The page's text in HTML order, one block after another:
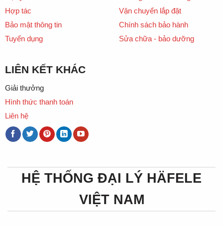
Hợp tác
Bảo mật thông tin
Tuyển dụng
Vận chuyển lắp đặt
Chính sách bảo hành
Sửa chữa - bảo dưỡng
LIÊN KẾT KHÁC
Giải thưởng
Hình thức thanh toán
Liên hệ
HỆ THỐNG ĐẠI LÝ HÄFELE
VIỆT NAM